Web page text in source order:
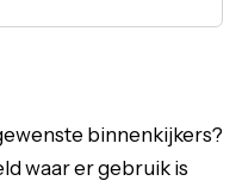
binnenkijkers?
waar er gebruik is